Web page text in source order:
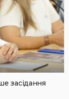
засідання